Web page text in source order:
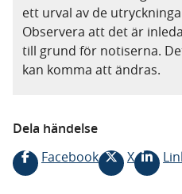
ett urval av de
Observera att det är
till grund för notiserna.
kan komma att ändras.
Dela händelse
Facebook
X